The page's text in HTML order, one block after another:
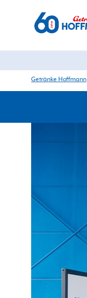
Getränke Hoffmann